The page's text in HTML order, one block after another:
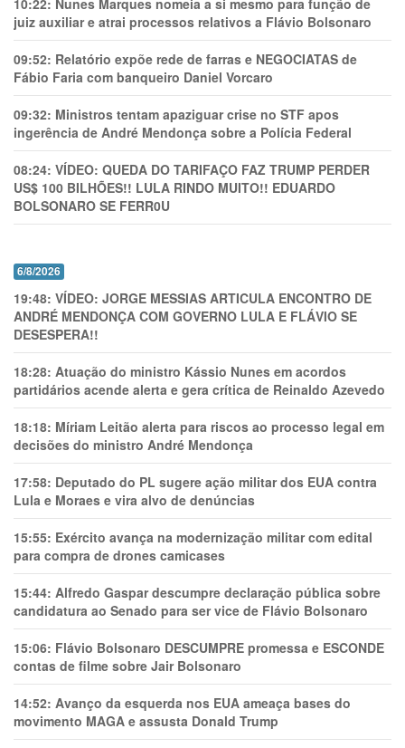
10:22: Nunes Marques nomeia a si mesmo para função de
juiz auxiliar e atrai processos relativos a Flávio Bolsonaro
09:52: Relatório expõe rede de farras e NEGOCIATAS de
Fábio Faria com banqueiro Daniel Vorcaro
09:32: Ministros tentam apaziguar crise no STF apos
ingerência de André Mendonça sobre a Polícia Federal
08:24: VÍDEO: QUEDA DO TARIFAÇO FAZ TRUMP PERDER
US$ 100 BILHÕES!! LULA RINDO MUITO!! EDUARDO
BOLSONARO SE FERR0U
6/8/2026
19:48: VÍDEO: JORGE MESSIAS ARTICULA ENCONTRO DE
ANDRÉ MENDONÇA COM GOVERNO LULA E FLÁVIO SE
DESESPERA!!
18:28: Atuação do ministro Kássio Nunes em acordos
partidários acende alerta e gera crítica de Reinaldo Azevedo
18:18: Míriam Leitão alerta para riscos ao processo legal em
decisões do ministro André Mendonça
17:58: Deputado do PL sugere ação militar dos EUA contra
Lula e Moraes e vira alvo de denúncias
15:55: Exército avança na modernização militar com edital
para compra de drones camicases
15:44: Alfredo Gaspar descumpre declaração pública sobre
candidatura ao Senado para ser vice de Flávio Bolsonaro
15:06: Flávio Bolsonaro DESCUMPRE promessa e ESCONDE
contas de filme sobre Jair Bolsonaro
14:52: Avanço da esquerda nos EUA ameaça bases do
movimento MAGA e assusta Donald Trump